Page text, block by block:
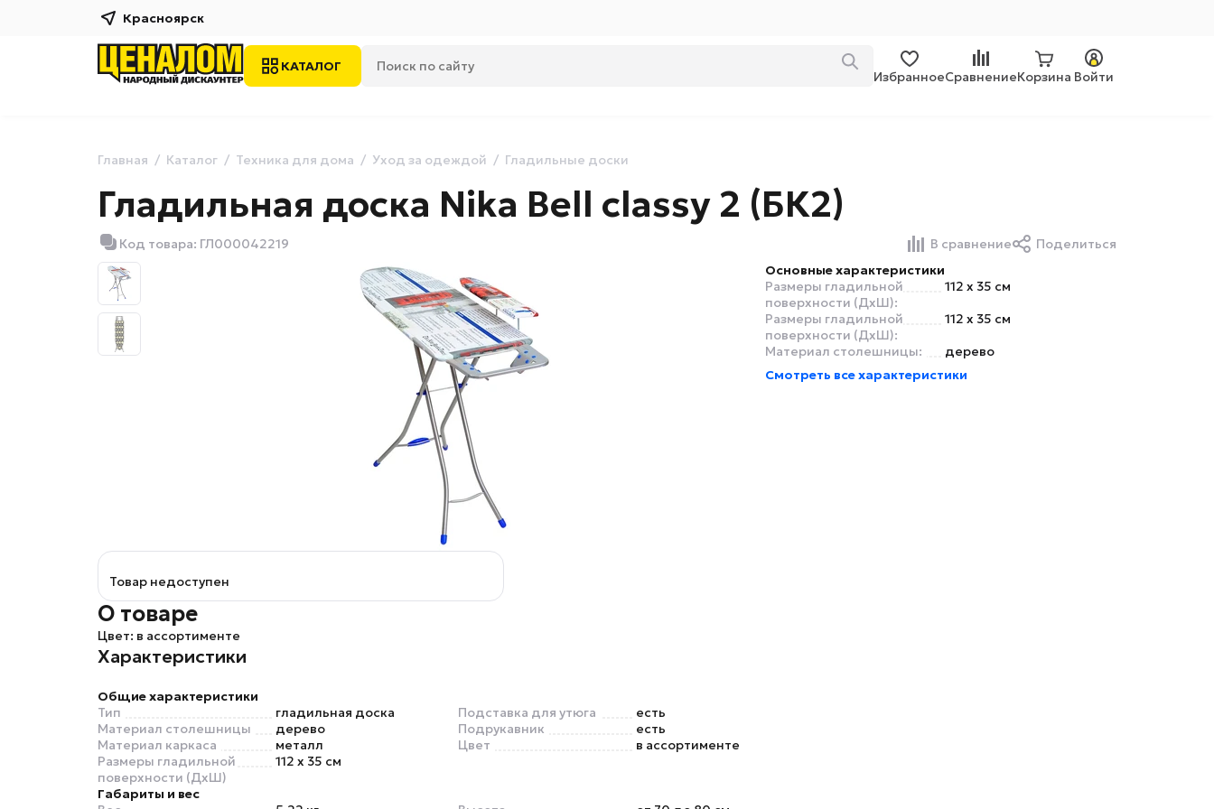
Красноярск
КАТАЛОГ
ИзбранноеСравнениеКорзина Войти
Главная Каталог Техника для дома Уход за одеждой Гладильные доски
Гладильная доска Nika Bell classy 2 (БК2)
Код товара: ГЛ000042219 В сравнение
Поделиться
Основные характеристики
Размеры гладильной
поверхности (ДхШ):
112 x 35 см
Размеры гладильной
поверхности (ДхШ):
112 x 35 см
Материал столешницы:
дерево
Смотреть все характеристики
Товар недоступен
О товаре
Цвет: в ассортименте
Характеристики
Общие характеристики
Тип
гладильная доска
Материал столешницы
дерево
Материал каркаса
металл
Размеры гладильной
поверхности (ДхШ)
112 x 35 см
Подставка для утюга
есть
Подрукавник
есть
Цвет
в ассортименте
Габариты и вес